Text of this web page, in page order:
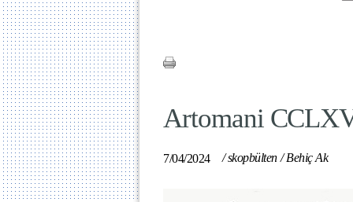
Artomani
7/04/2024 /skopbülten /Behiç Ak